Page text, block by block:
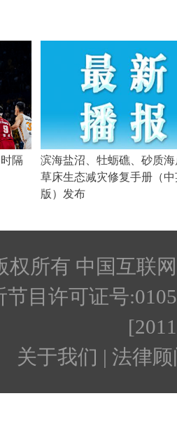
权所有 中国互联
节目许可证号
关于我们 | 法律